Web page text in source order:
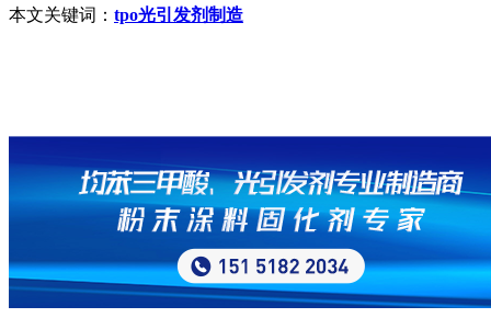
本文关键词： tpo光引发剂制造